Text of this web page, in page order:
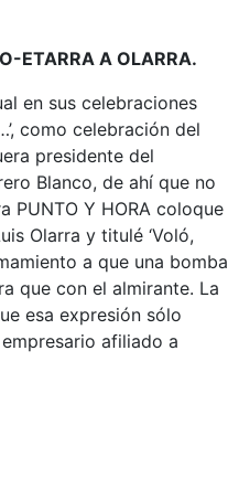
ETARRA A OLARRA.
en sus celebraciones
como celebración del
presidente del
Blanco, de ahí que no
PUNTO Y HORA coloque
Olarra y titulé ‘Voló,
a que una bomba
que con el almirante. La
esa expresión sólo
afiliado a